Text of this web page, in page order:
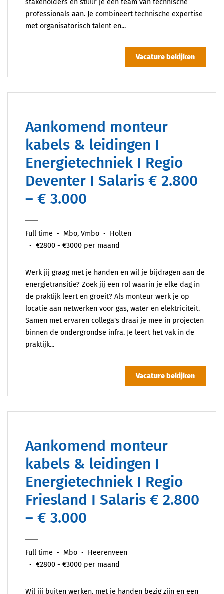
stakeholders en stuur je een team van technische
professionals aan. Je combineert technische expertise
met organisatorisch talent en...
Vacature bekijken
Aankomend monteur
kabels & leidingen I
Energietechniek I Regio
Deventer I Salaris € 2.800
– € 3.000
Full time Mbo, Vmbo
Holten
€2800 - €3000 per maand
Werk jij graag met je handen en wil je bijdragen aan de
energietransitie? Zoek jij een rol waarin je elke dag in
de praktijk leert en groeit? Als monteur werk je op
locatie aan netwerken voor gas, water en elektriciteit.
Samen met ervaren collega's draai je mee in projecten
binnen de ondergrondse infra. Je leert het vak in de
praktijk...
Vacature bekijken
Aankomend monteur
kabels & leidingen I
Energietechniek I Regio
Friesland I Salaris € 2.800
– € 3.000
Full time Mbo
Heerenveen
€2800 - €3000 per maand
Wil jij buiten werken, met je handen bezig zijn en een